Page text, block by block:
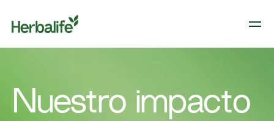
Nuestro impacto